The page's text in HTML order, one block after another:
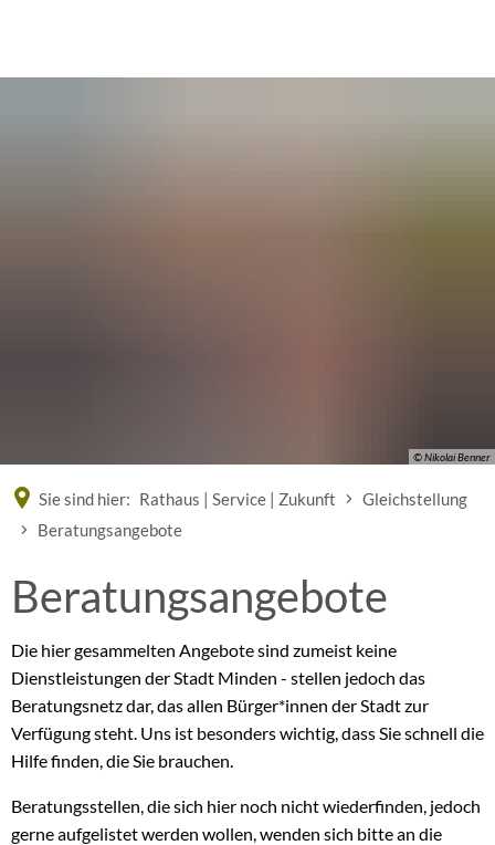
© Nikolai Benner
Sie sind hier: Rathaus | Service | Zukunft
Gleichstellung
Beratungsangebote
Beratungsangebote
Beratungsangebote
Die hier gesammelten Angebote sind zumeist keine
Dienstleistungen der Stadt Minden - stellen jedoch das
Beratungsnetz dar, das allen Bürger*innen der Stadt zur
Verfügung steht. Uns ist besonders wichtig, dass Sie schnell die
Hilfe finden, die Sie brauchen.
Beratungsstellen, die sich hier noch nicht wiederfinden, jedoch
gerne aufgelistet werden wollen, wenden sich bitte an die